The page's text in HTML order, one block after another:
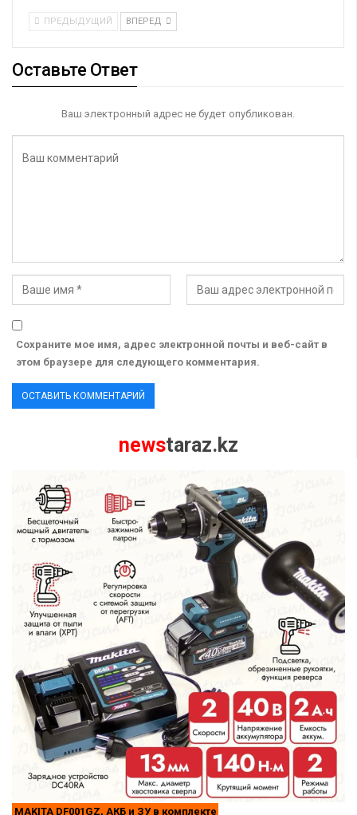
ПРЕДЫДУЩИЙ ВПЕРЕД
Оставьте Ответ
Ваш электронный адрес не будет опубликован.
Сохраните мое имя, адрес электронной почты и веб-сайт в
этом браузере для следующего комментария.
newstaraz.kz
MAKITA DF001GZ, АКБ и ЗУ в комплекте